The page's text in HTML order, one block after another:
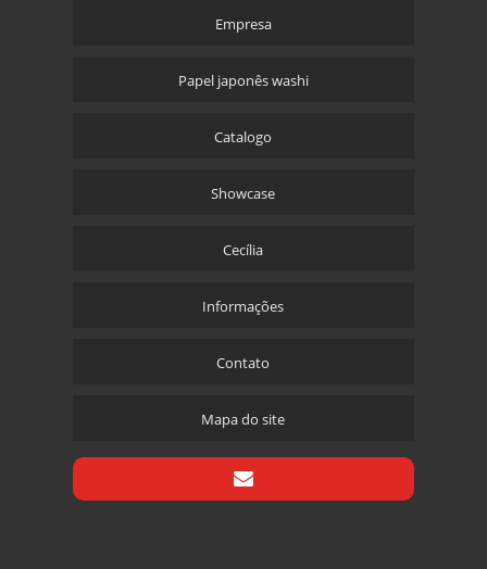
Empresa
Papel japonês washi
Catalogo
Showcase
Cecília
Informações
Contato
Mapa do site